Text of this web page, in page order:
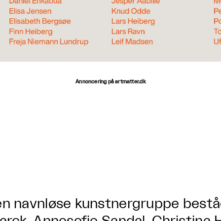
Annoncering på artmatter.dk
navnløse kunstnergruppe